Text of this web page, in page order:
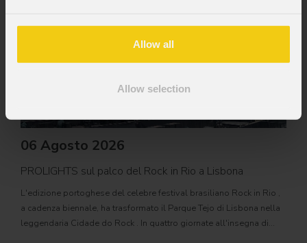
Allow all
Allow selection
06 Agosto 2026
PROLIGHTS sul palco del Rock in Rio a Lisbona
L'edizione portoghese del celebre festival brasiliano Rock in Rio ,
a cadenza biennale, ha trasformato il Parque Tejo di Lisbona nella
leggendaria Cidade do Rock . In quattro giornate all'insegna di